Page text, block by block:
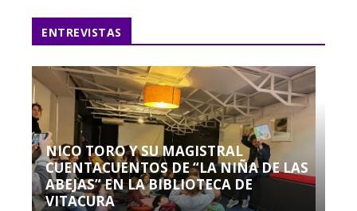
ENTREVISTAS
NICO TORO Y SU MAGISTRAL
CUENTACUENTOS DE “LA NIÑA DE LAS
ABEJAS” EN LA BIBLIOTECA DE
VITACURA